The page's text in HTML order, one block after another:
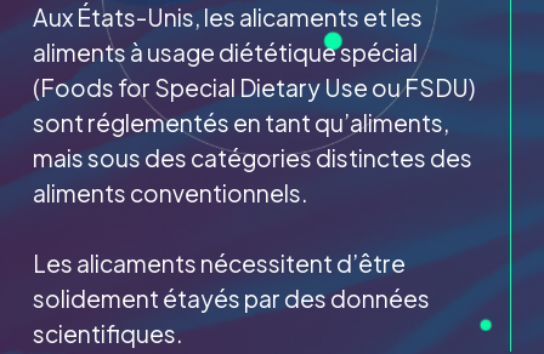
Aux États-Unis, les alicaments et les
aliments à usage diététique spécial
(Foods for Special Dietary Use ou FSDU)
sont réglementés en tant qu’aliments,
mais sous des catégories distinctes des
aliments conventionnels.
Les alicaments nécessitent d’être
solidement étayés par des données
scientifiques.